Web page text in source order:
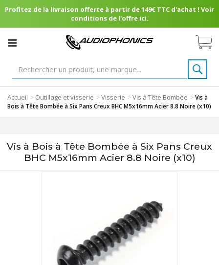
Profitez de la livraison offerte à partir de 149€ TTC d'achat ! Voir
conditions de l'offre ici.
Accueil > Outillage et visserie >Visserie >Vis à Tête Bombée >Vis à
Bois à Tête Bombée à Six Pans Creux BHC M5x16mm Acier 8.8 Noire (x10)
Vis à Bois à Tête Bombée à Six Pans Creux
BHC M5x16mm Acier 8.8 Noire (x10)